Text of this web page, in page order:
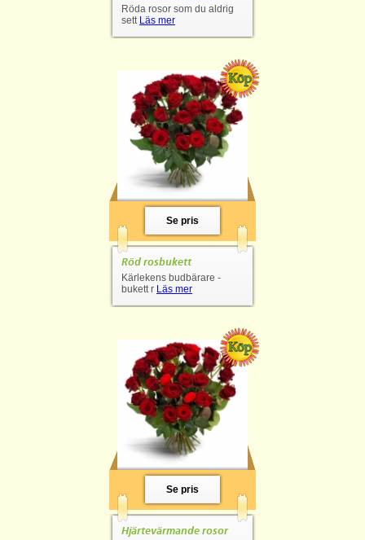
Röda rosor som du aldrig
sett Läs mer
Se pris
Röd rosbukett
Kärlekens budbärare -
bukett r Läs mer
Se pris
Hjärtevärmande rosor